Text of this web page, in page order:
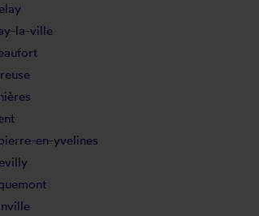
la-ville
en-yvelines